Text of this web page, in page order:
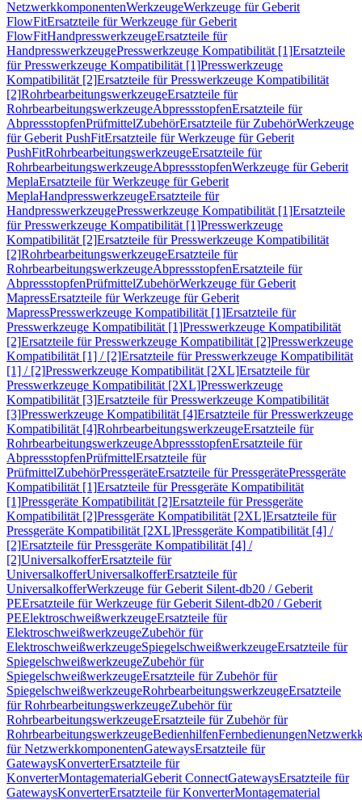
NetzwerkkomponentenWerkzeugeWerkzeuge für Geberit
FlowFitErsatzteile für Werkzeuge für Geberit
FlowFitHandpresswerkzeugeErsatzteile für
HandpresswerkzeugePresswerkzeuge Kompatibilität [1]Ersatzteile
für Presswerkzeuge Kompatibilität [1]Presswerkzeuge
Kompatibilität [2]Ersatzteile für Presswerkzeuge Kompatibilität
[2]RohrbearbeitungswerkzeugeErsatzteile für
RohrbearbeitungswerkzeugeAbpressstopfenErsatzteile für
AbpressstopfenPrüfmittelZubehörErsatzteile für ZubehörWerkzeuge
für Geberit PushFitErsatzteile für Werkzeuge für Geberit
PushFitRohrbearbeitungswerkzeugeErsatzteile für
RohrbearbeitungswerkzeugeAbpressstopfenWerkzeuge für Geberit
MeplaErsatzteile für Werkzeuge für Geberit
MeplaHandpresswerkzeugeErsatzteile für
HandpresswerkzeugePresswerkzeuge Kompatibilität [1]Ersatzteile
für Presswerkzeuge Kompatibilität [1]Presswerkzeuge
Kompatibilität [2]Ersatzteile für Presswerkzeuge Kompatibilität
[2]RohrbearbeitungswerkzeugeErsatzteile für
RohrbearbeitungswerkzeugeAbpressstopfenErsatzteile für
AbpressstopfenPrüfmittelZubehörWerkzeuge für Geberit
MapressErsatzteile für Werkzeuge für Geberit
MapressPresswerkzeuge Kompatibilität [1]Ersatzteile für
Presswerkzeuge Kompatibilität [1]Presswerkzeuge Kompatibilität
[2]Ersatzteile für Presswerkzeuge Kompatibilität [2]Presswerkzeuge
Kompatibilität [1] / [2]Ersatzteile für Presswerkzeuge Kompatibilität
[1] / [2]Presswerkzeuge Kompatibilität [2XL]Ersatzteile für
Presswerkzeuge Kompatibilität [2XL]Presswerkzeuge
Kompatibilität [3]Ersatzteile für Presswerkzeuge Kompatibilität
[3]Presswerkzeuge Kompatibilität [4]Ersatzteile für Presswerkzeuge
Kompatibilität [4]RohrbearbeitungswerkzeugeErsatzteile für
RohrbearbeitungswerkzeugeAbpressstopfenErsatzteile für
AbpressstopfenPrüfmittelErsatzteile für
PrüfmittelZubehörPressgeräteErsatzteile für PressgerätePressgeräte
Kompatibilität [1]Ersatzteile für Pressgeräte Kompatibilität
[1]Pressgeräte Kompatibilität [2]Ersatzteile für Pressgeräte
Kompatibilität [2]Pressgeräte Kompatibilität [2XL]Ersatzteile für
Pressgeräte Kompatibilität [2XL]Pressgeräte Kompatibilität [4] /
[2]Ersatzteile für Pressgeräte Kompatibilität [4] /
[2]UniversalkofferErsatzteile für
UniversalkofferUniversalkofferErsatzteile für
UniversalkofferWerkzeuge für Geberit Silent-db20 / Geberit
PEErsatzteile für Werkzeuge für Geberit Silent-db20 / Geberit
PEElektroschweißwerkzeugeErsatzteile für
ElektroschweißwerkzeugeZubehör für
ElektroschweißwerkzeugeSpiegelschweißwerkzeugeErsatzteile für
SpiegelschweißwerkzeugeZubehör für
SpiegelschweißwerkzeugeErsatzteile für Zubehör für
SpiegelschweißwerkzeugeRohrbearbeitungswerkzeugeErsatzteile
für RohrbearbeitungswerkzeugeZubehör für
RohrbearbeitungswerkzeugeErsatzteile für Zubehör für
RohrbearbeitungswerkzeugeBedienhilfenFernbedienungen
für NetzwerkkomponentenGatewaysErsatzteile für
GatewaysKonverterErsatzteile für
KonverterMontagematerialGeberit ConnectGatewaysErsatzteile für
GatewaysKonverterErsatzteile für KonverterMontagematerial